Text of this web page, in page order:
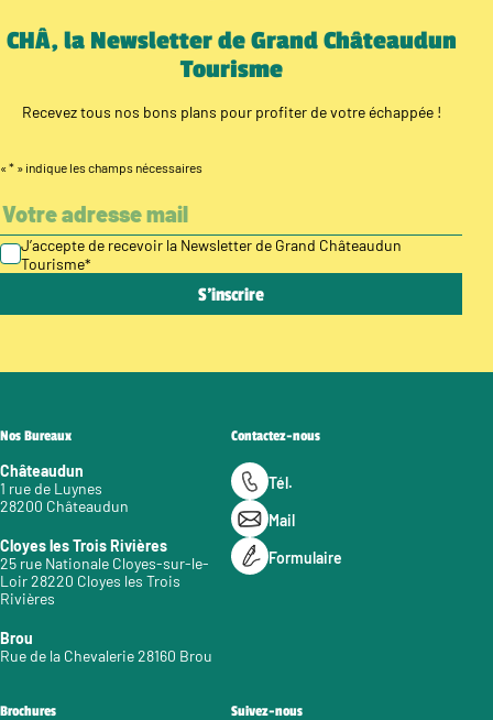
CHÂ, la Newsletter de Grand Châteaudun
Tourisme
Recevez tous nos bons plans pour profiter de votre échappée !
« * » indique les champs nécessaires
J’accepte de recevoir la Newsletter de Grand Châteaudun
Tourisme*
Nos Bureaux
Châteaudun
1 rue de Luynes
28200 Châteaudun
Cloyes les Trois Rivières
25 rue Nationale Cloyes-sur-le-
Loir 28220 Cloyes les Trois
Rivières
Brou
Rue de la Chevalerie 28160 Brou
Contactez-nous
Tél.
Mail
Formulaire
Brochures Suivez-nous